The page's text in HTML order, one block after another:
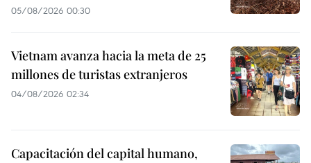
05/08/2026 00:30
Vietnam avanza hacia la meta de 25
millones de turistas extranjeros
04/08/2026 02:34
Capacitación del capital humano,